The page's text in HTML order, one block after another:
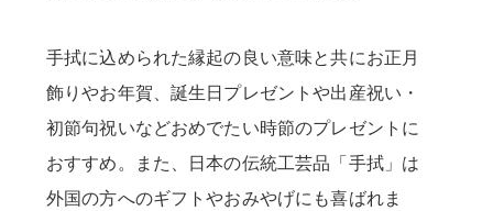
手拭に込められた縁起の良い意味と共にお正月
飾りやお年賀、誕生日プレゼントや出産祝い・
初節句祝いなどおめでたい時節のプレゼントに
おすすめ。また、日本の伝統工芸品「手拭」は
外国の方へのギフトやおみやげにも喜ばれま